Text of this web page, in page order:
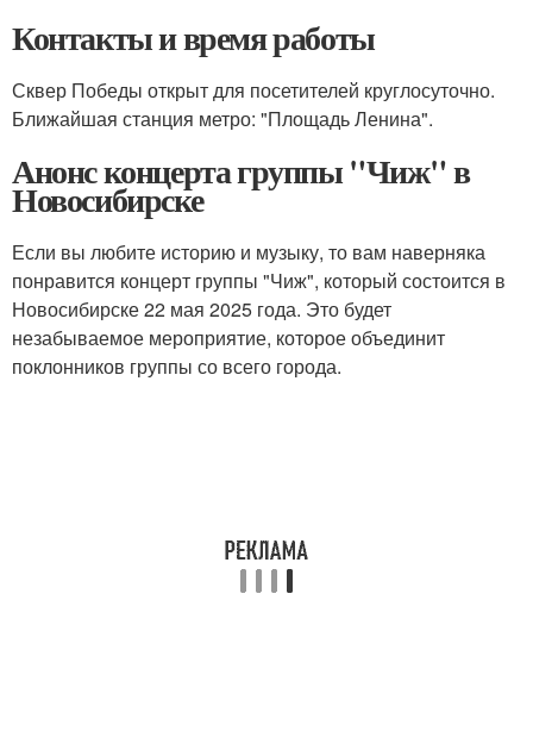
Контакты и время работы
Сквер Победы открыт для посетителей круглосуточно.
Ближайшая станция метро: "Площадь Ленина".
Анонс концерта группы "Чиж" в
Новосибирске
Если вы любите историю и музыку, то вам наверняка
понравится концерт группы "Чиж", который состоится в
Новосибирске 22 мая 2025 года. Это будет
незабываемое мероприятие, которое объединит
поклонников группы со всего города.